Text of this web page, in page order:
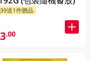
送1件贈品
.00